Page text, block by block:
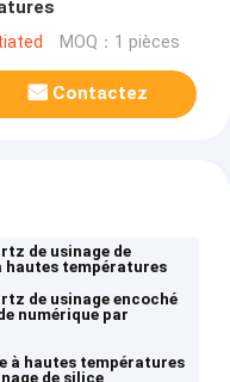
MOQ：1 pièces
Contactez
de usinage de
hautes températures
de usinage encoché
numérique par
à hautes températures
de silice